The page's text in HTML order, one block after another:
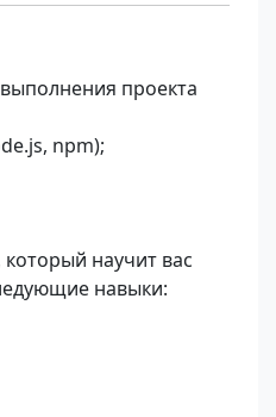
проекта
npm);
научит вас
навыки: